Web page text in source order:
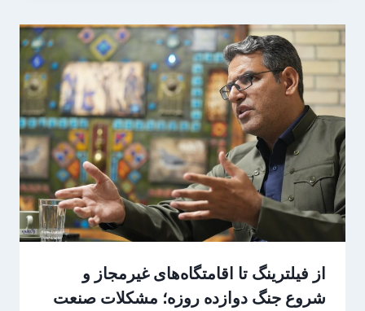
از فیلترینگ تا اقامتگاه‌های غیرمجاز و
شروع جنگ دوازده روزه؛ مشکلات صنعت